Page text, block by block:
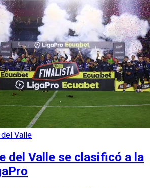
Valle
del Valle se clasificó a la